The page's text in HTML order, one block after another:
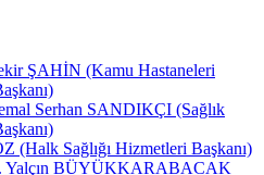
ŞAHİN (Kamu Hastaneleri
Serhan SANDIKÇI (Sağlık
(Halk Sağlığı Hizmetleri Başkanı)
Yalçın BÜYÜKKARABACAK